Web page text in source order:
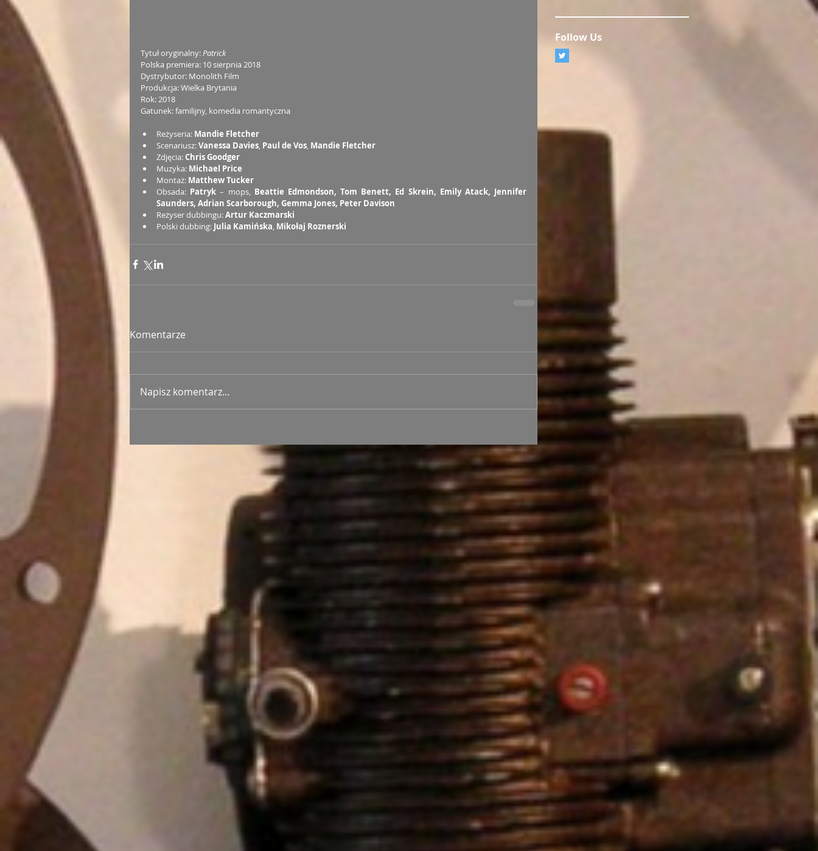
Tytuł oryginalny: Patrick
Polska premiera: 10 sierpnia 2018
Dystrybutor: Monolith Film
Produkcja: Wielka Brytania
Rok: 2018
Gatunek: familijny, komedia romantyczna
Reżyseria: Mandie Fletcher
Scenariusz: Vanessa Davies, Paul de Vos, Mandie Fletcher
Zdjęcia: Chris Goodger
Muzyka: Michael Price
Montaż: Matthew Tucker
Obsada: Patryk – mops, Beattie Edmondson, Tom Benett, Ed Skrein, Emily Atack, Jennifer
Saunders, Adrian Scarborough, Gemma Jones, Peter Davison
Reżyser dubbingu: Artur Kaczmarski
Polski dubbing: Julia Kamińska, Mikołaj Roznerski
Komentarze
Napisz komentarz...
Follow Us